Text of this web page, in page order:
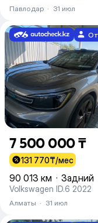
Павлодар · 31 июл
7 500 000 ₸
131 770₸/мес
90 013 км · Задний
Volkswagen ID.6 2022
Алматы · 31 июл